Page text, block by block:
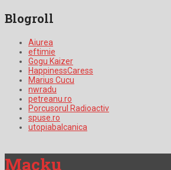
Blogroll
Aiurea
eftimie
Gogu Kaizer
HappinessCaress
Marius Cucu
nwradu
petreanu.ro
Porcusorul Radioactiv
spuse.ro
utopiabalcanica
Macku